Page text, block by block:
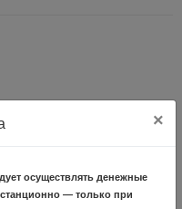
×
осуществлять денежные
— только при